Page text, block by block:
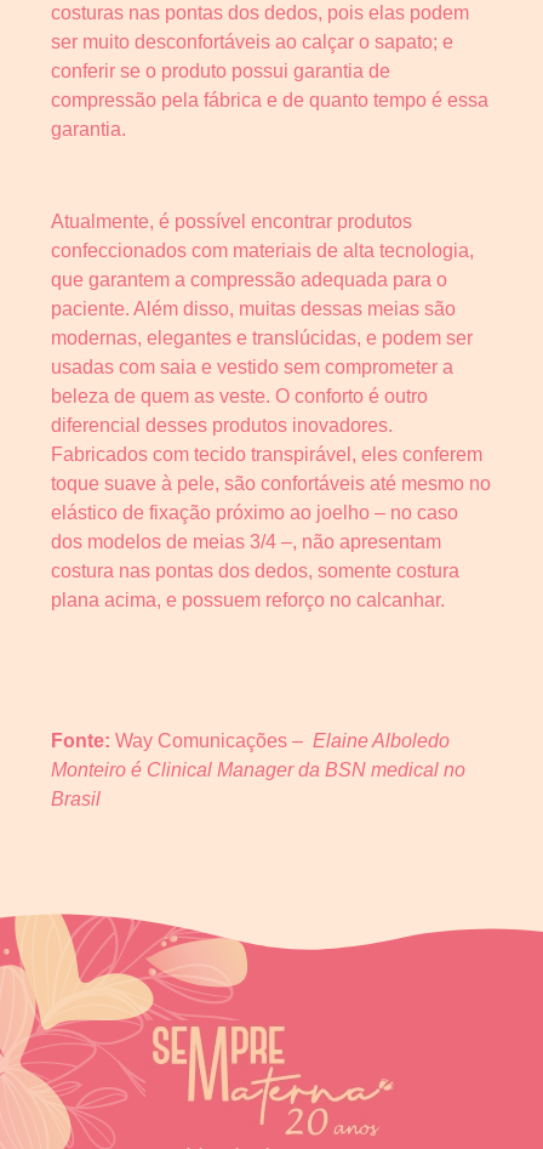
costuras nas pontas dos dedos, pois elas podem
ser muito desconfortáveis ao calçar o sapato; e
conferir se o produto possui garantia de
compressão pela fábrica e de quanto tempo é essa
garantia.
Atualmente, é possível encontrar produtos
confeccionados com materiais de alta tecnologia,
que garantem a compressão adequada para o
paciente. Além disso, muitas dessas meias são
modernas, elegantes e translúcidas, e podem ser
usadas com saia e vestido sem comprometer a
beleza de quem as veste. O conforto é outro
diferencial desses produtos inovadores.
Fabricados com tecido transpirável, eles conferem
toque suave à pele, são confortáveis até mesmo no
elástico de fixação próximo ao joelho – no caso
dos modelos de meias 3/4 –, não apresentam
costura nas pontas dos dedos, somente costura
plana acima, e possuem reforço no calcanhar.
Fonte: Way Comunicações – Elaine Alboledo
Monteiro é Clinical Manager da BSN medical no
Brasil